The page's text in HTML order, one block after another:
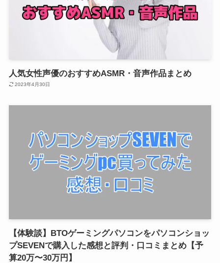
人気女性声優のおすすめASMR・音声作品まとめ
2023年4月30日
【体験談】BTOゲーミングパソコンをパソコンショッ
プSEVENで購入した感想と評判・口コミまとめ【予
算20万〜30万円】